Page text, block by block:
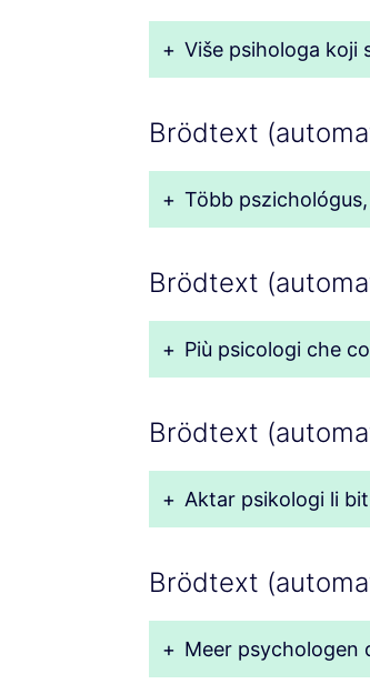
+ Više psihologa koji
Brödtext
+ Több
Brödtext
+ Più psicologi che
Brödtext
+ Aktar psikologi li
Brödtext
+ Meer psychologen